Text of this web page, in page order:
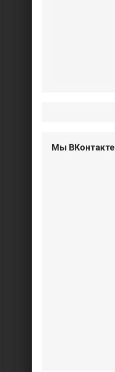
Мы ВКонтакте